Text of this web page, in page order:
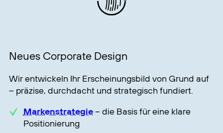
Neues Corporate Design
Wir entwickeln Ihr Erscheinungsbild von Grund auf
– präzise, durchdacht und strategisch fundiert.
Markenstrategie– die Basis für eine klare
Positionierung